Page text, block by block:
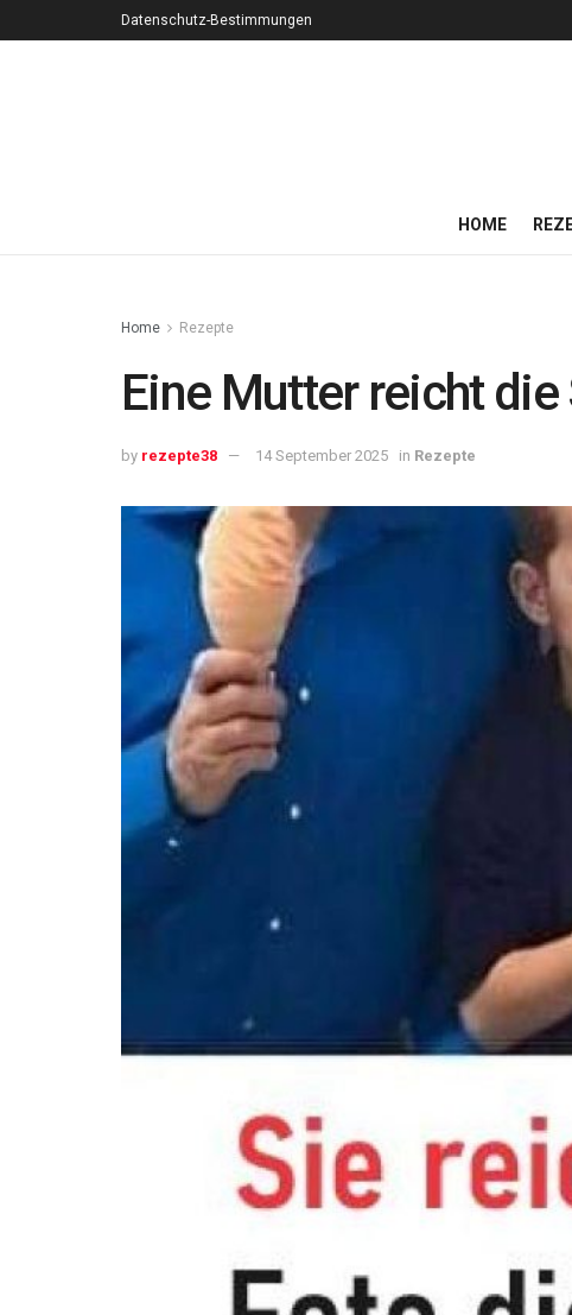
Datenschutz-Bestimmungen
HOME
Home Rezepte
Eine Mutter reicht
by rezepte38 14 September 2025 in Rezepte